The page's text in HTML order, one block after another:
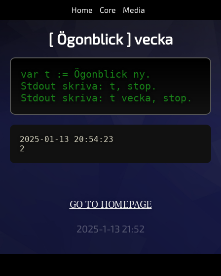
Home Core Media
[ Ögonblick ] vecka
var t := Ögonblick ny.
Stdout skriva: t, stop.
Stdout skriva: t vecka, stop.
2025-01-13 20:54:23
2
GO TO HOMEPAGE
2025-1-13 21:52